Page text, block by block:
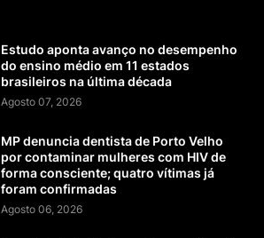
Estudo aponta avanço no desempenho
do ensino médio em 11 estados
brasileiros na última década
Agosto 07, 2026
MP denuncia dentista de Porto Velho
por contaminar mulheres com HIV de
forma consciente; quatro vítimas já
foram confirmadas
Agosto 06, 2026